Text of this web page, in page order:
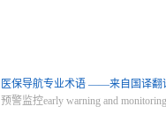
医保导航专业术语 ——来自国译翻
预警监控early warning and